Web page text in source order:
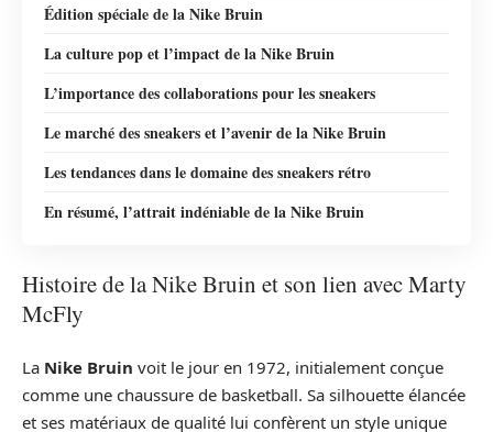
Édition spéciale de la Nike Bruin
La culture pop et l’impact de la Nike Bruin
L’importance des collaborations pour les sneakers
Le marché des sneakers et l’avenir de la Nike Bruin
Les tendances dans le domaine des sneakers rétro
En résumé, l’attrait indéniable de la Nike Bruin
Histoire de la Nike Bruin et son lien avec Marty
McFly
La Nike Bruin voit le jour en 1972, initialement conçue
comme une chaussure de basketball. Sa silhouette élancée
et ses matériaux de qualité lui confèrent un style unique